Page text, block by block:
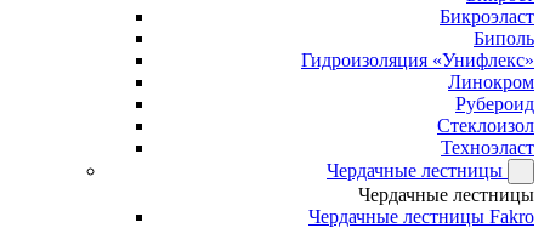
Бикроэласт
Биполь
Гидроизоляция «Унифлекс»
Линокром
Рубероид
Стеклоизол
Техноэласт
Чердачные лестницы
Чердачные лестницы
Чердачные лестницы Fakro